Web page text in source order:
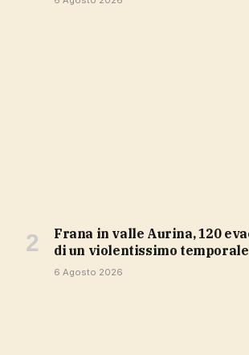
Frana in valle Aurina, 120 evacuati a causa
di un violentissimo temporale
6 Agosto 2026